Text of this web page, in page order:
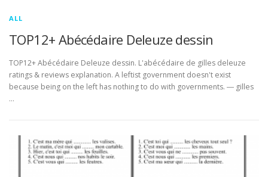
ALL
TOP12+ Abécédaire Deleuze dessin
TOP12+ Abécédaire Deleuze dessin. L'abécédaire de gilles deleuze
ratings & reviews explanation. A leftist government doesn't exist
because being on the left has nothing to do with governments. ― gilles
…